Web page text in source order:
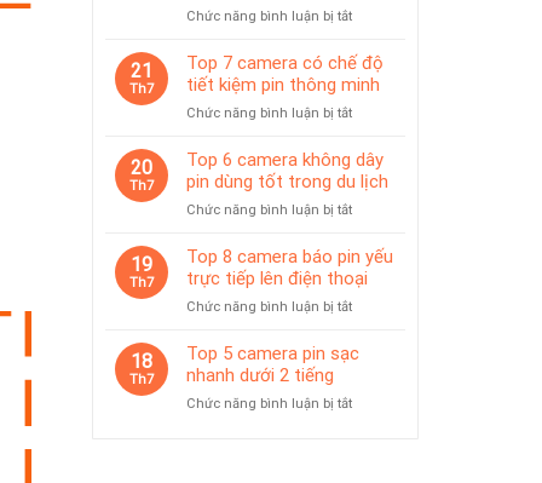
giám
tạm
thời
Chức năng bình luận bị tắtở
Camera
Được
Chuộng
Đà
Nẵng
Chọn
Thương
Hiệu
21
Th7
Top 7 camera có chế độ
tiết kiệm pin thông minh
Chức năng bình luận bị tắtở
camera
chế
tiết
kiệm
20
Th7
Top 6 camera không dây
pin dùng tốt trong du lịch
Chức năng bình luận bị tắtở
6
camera
không
dây
dùng
19
Th7
Top 8 camera báo pin yếu
trực tiếp lên điện thoại
Chức năng bình luận bị tắtở
8
pin
18
Th7
Top 5 camera pin sạc
nhanh dưới 2 tiếng
Chức năng bình luận bị tắtở